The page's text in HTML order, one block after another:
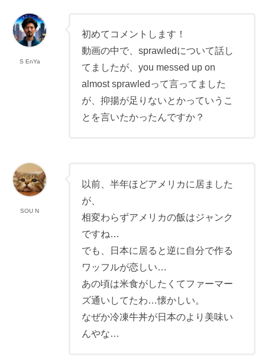
S EnYa
初めてコメントします！
動画の中で、sprawledについて話し
てましたが、you messed up on
almost sprawledって言ってました
が、抑揚が足りないとかっていうこ
とを言いたかったんですか？
SOU N
以前、半年ほどアメリカに居ました
が、
相変わらずアメリカの飯はジャンク
ですね…
でも、日本に居ると逆に自分で作る
ワッフルが恋しい…
あの頃は米食がしたくてファーマー
ズ通いしてたわ…懐かしい。
なぜか冷凍牛丼が日本のより美味い
んやな…